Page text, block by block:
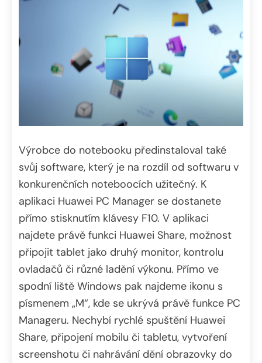
Výrobce do notebooku předinstaloval také
svůj software, který je na rozdíl od softwaru v
konkurenčních noteboocích užitečný. K
aplikaci Huawei PC Manager se dostanete
přímo stisknutím klávesy F10. V aplikaci
najdete právě funkci Huawei Share, možnost
připojit tablet jako druhý monitor, kontrolu
ovladačů či různé ladění výkonu. Přímo ve
spodní liště Windows pak najdeme ikonu s
písmenem „M“, kde se ukrývá právě funkce PC
Manageru. Nechybí rychlé spuštění Huawei
Share, připojení mobilu či tabletu, vytvoření
screenshotu či nahrávání dění obrazovky do